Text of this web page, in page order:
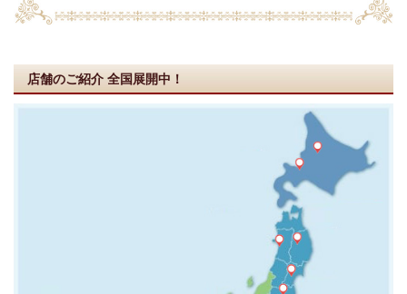
店舗のご紹介 全国展開中！